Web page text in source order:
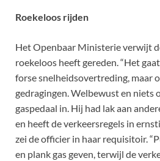
Roekeloos rijden
Het Openbaar Ministerie verwijt
roekeloos heeft gereden. “Het
forse snelheidsovertreding, maar
gedragingen. Welbewust en niets
gaspedaal in. Hij had lak aan
en heeft de verkeersregels in
zei de officier in haar requisitoir.
en plank gas geven, terwijl de